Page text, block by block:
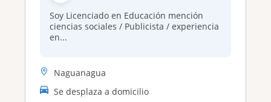
Soy Licenciado en Educación mención
ciencias sociales / Publicista / experiencia
en...
Naguanagua
Se desplaza a domicilio